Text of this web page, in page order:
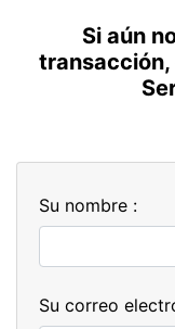
Si aún
transacción,
Su nombre :
Su correo